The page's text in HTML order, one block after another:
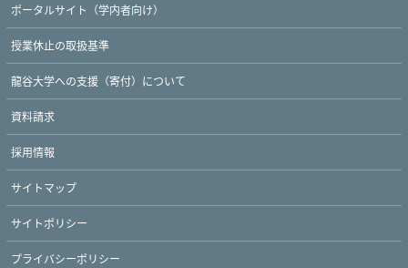
Twitter FacebookYouTube
ポータルサイト（学内者向け）
授業休止の取扱基準
龍谷大学への支援（寄付）について
資料請求
採用情報
サイトマップ
サイトポリシー
プライバシーポリシー